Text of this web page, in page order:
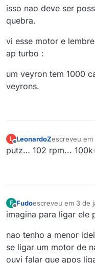
isso nao deve ser
quebra.
vi esse motor e
ap turbo :
um veyron tem 1000
veyrons.
L
Offline
LeonardoZescreveu em
última edição
putz… 102 rpm...
F
Offline
Fudoescreveu em 3 de
última edição por
imagina para ligar ele
nao tenho a menor
se ligar um motor de
ouvi falar que apos